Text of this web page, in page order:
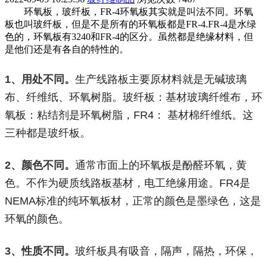
环氧板，玻纤板，FR-4环氧板其实就是叫法不同。环氧
板也叫玻纤板，但是不是所有的环氧板都是FR-4.FR-4是水绿
色的，环氧板有3240和FR-4的区分。虽然都是绝缘材料，但
是他们还是有各自的特性的。
1、用处不同。 生产线路板主要原材料就是无碱玻璃
布、纤维纸、环氧树脂。玻纤板：基材玻璃纤维布，环
氧板：粘结剂是环氧树脂，FR4： 基材棉纤维纸。这
三种都是玻纤板。
2、颜色不同。 通常市面上的环氧板是酚醛环氧，黄
色。不作为硬质线路板基材，电工绝缘用途。FR4是
NEMA标准的纯环氧板材，正常的颜色是墨绿色，这是
环氧的颜色。
3、性质不同。 玻纤板具有吸音，隔声，隔热，环保，